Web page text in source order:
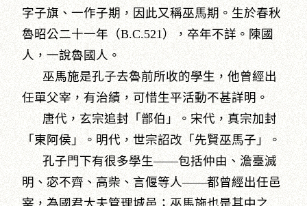
字子旗、一作子期，因此又稱巫馬期。生於春秋
魯昭公二十一年（B.C.521），卒年不詳。陳國
人，一說魯國人。
巫馬施是孔子去魯前所收的學生，他曾經出
任單父宰，有治績，可惜生平活動不甚詳明。
唐代，玄宗追封「鄫伯」。宋代，真宗加封
「東阿侯」。明代，世宗詔改「先賢巫馬子」。
孔子門下有很多學生――包括仲由、澹臺滅
明、宓不齊、高柴、言偃等人――都曾經出任邑
宰，為國君大夫管理城邑；巫馬施也是其中之